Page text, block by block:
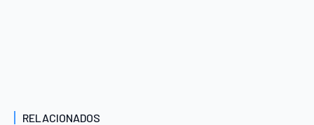
RELACIONADOS